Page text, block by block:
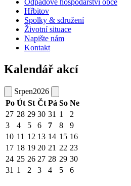
Odpadové hospodářství obce
Hřbitov
Spolky & sdružení
Životní situace
Napište nám
Kontakt
Kalendář akcí
Srpen2026
Po Út St Čt Pá So Ne
27 28 29 30 31 1
2
3
4 5 6 7 8
9
10 11 12 13 14 15 16
17 18 19 20 21 22 23
24 25 26 27 28 29 30
31 1 2 3 4 5 6